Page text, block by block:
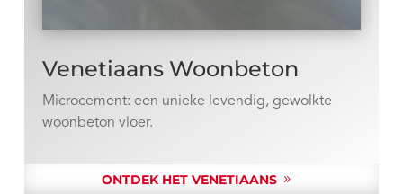
Venetiaans Woonbeton
Microcement: een unieke levendig, gewolkte
woonbeton vloer.
ONTDEK HET VENETIAANS